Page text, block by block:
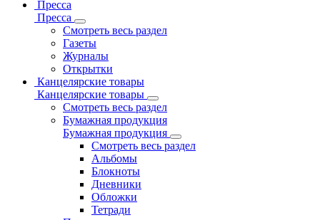
Пресса
Пресса
Смотреть весь раздел
Газеты
Журналы
Открытки
Канцелярские товары
Канцелярские товары
Смотреть весь раздел
Бумажная продукция
Бумажная продукция
Смотреть весь раздел
Альбомы
Блокноты
Дневники
Обложки
Тетради